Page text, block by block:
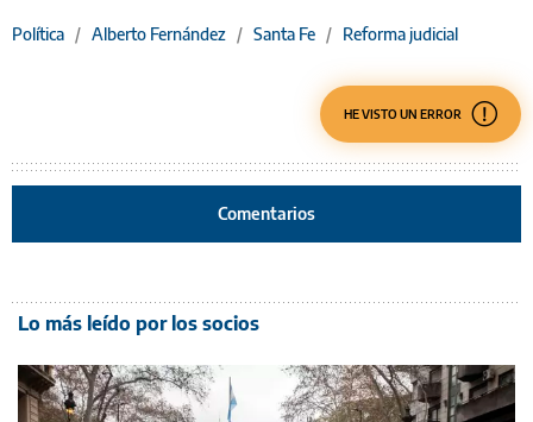
Política / Alberto Fernández / Santa Fe / Reforma judicial
HE VISTO UN ERROR
Comentarios
Lo más leído por los socios